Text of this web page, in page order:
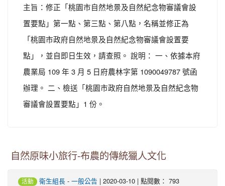
主旨：修正「桃園市自然地景及自然紀念物審議會設
置要點」第一點、第三點、第八點，名稱並修正為
「桃園市政府自然地景及自然紀念物審議會設置要
點」，並自即日生效，請查照。 說明： 一、依據本府
農業局 109 年 3 月 5 日府農林字第 1090049787 號函
辦理。 二、檢送「桃園市政府自然地景及自然紀念物
審議會設置要點」1 份。
自然原味小旅行-布農的傳統獵人文化
活動 衛生組長 - 一般公告 | 2020-03-10 | 點閱數： 793